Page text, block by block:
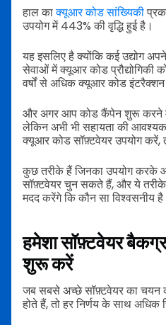
हाल काक्यूआर कोड सांख्यिकी
उपयोग में 443% की वृद्धि हुई है।
यह इसलिए है क्योंकि कई उद्योग
सेवाओं में क्यूआर कोड प्रौद्योगिकी
वर्षों से अधिक क्यूआर कोड इंटरैक्शन
और अगर आप कोड कैंपेन शुरू करने में
लेकिन अभी भी सहायता की
क्यूआर कोड सॉफ़्टवेयर उपयोग करें,
कुछ तरीके हैं जिनका उपयोग
सॉफ़्टवेयर चुन सकते हैं, और ये तरीके
मदद करेंगे कि कौन सा विश्वसनीय
हमेशा सॉफ़्टवेयर
शुरू करें
जब सबसे अच्छे सॉफ़्टवेयर का चयन
होते हैं, तो हर निर्णय के साथ अधिक